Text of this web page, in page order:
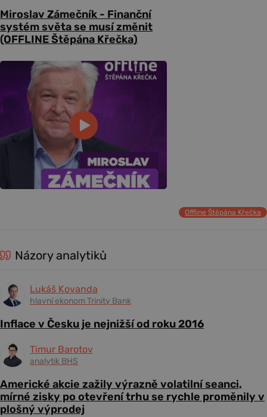
Miroslav Zámečník - Finanční
systém světa se musí změnit
(OFFLINE Štěpána Křečka)
Offline Štěpána Křečka
Názory analytiků
Lukáš Kovanda
hlavní ekonom Trinity Bank
Inflace v Česku je nejnižší od roku 2016
Timur Barotov
analytik BHS
Americké akcie zažily výrazně volatilní seanci,
mírné zisky po otevření trhu se rychle proměnily v
plošný výprodej